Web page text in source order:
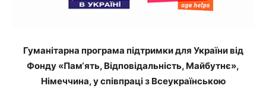
"НАДІЯ"
Гуманітарна програма підтримки для України від
Фонду «Пам‘ять, Відповідальність, Майбутнє»,
Німеччина, у співпраці з Всеукраїнською